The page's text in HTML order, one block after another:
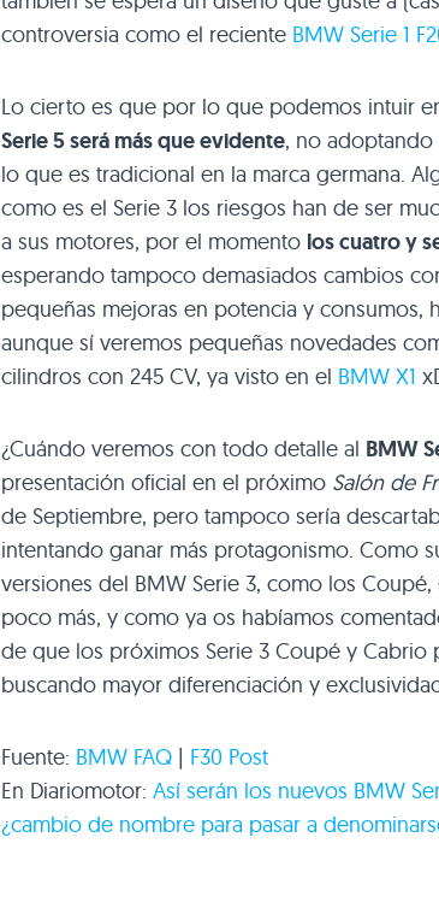
controversia como el reciente BMW Serie 1
Lo cierto es que por lo que podemos intuir
Serie 5 será más que evidente, no
lo que es tradicional en la marca germana.
como es el Serie 3 los riesgos han de ser
a sus motores, por el momento los cuatro y
esperando tampoco demasiados cambios
pequeñas mejoras en potencia y consumos,
aunque sí veremos pequeñas novedades
cilindros con 245 CV, ya visto en el BMW X1
¿Cuándo veremos con todo detalle al BMW
presentación oficial en el próximo Salón de
de Septiembre, pero tampoco sería
intentando ganar más protagonismo. Como
versiones del BMW Serie 3, como los
poco más, y como ya os habíamos
de que los próximos Serie 3 Coupé y Cabrio
buscando mayor diferenciación y
Fuente: BMW FAQ | F30 Post
En Diariomotor: Así serán los nuevos BMW
¿cambio de nombre para pasar a